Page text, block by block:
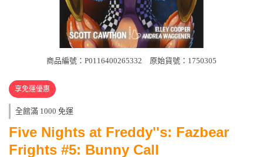
商品編號：P0116400265332 原始貨號：1750305
享免運優惠
全館滿 1000 免運
Five Nights at Freddy''s: Fazbear
Frights #5: Bunny Call